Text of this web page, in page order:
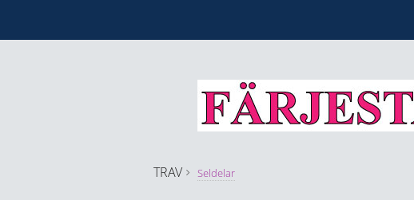
TRAV Seldelar